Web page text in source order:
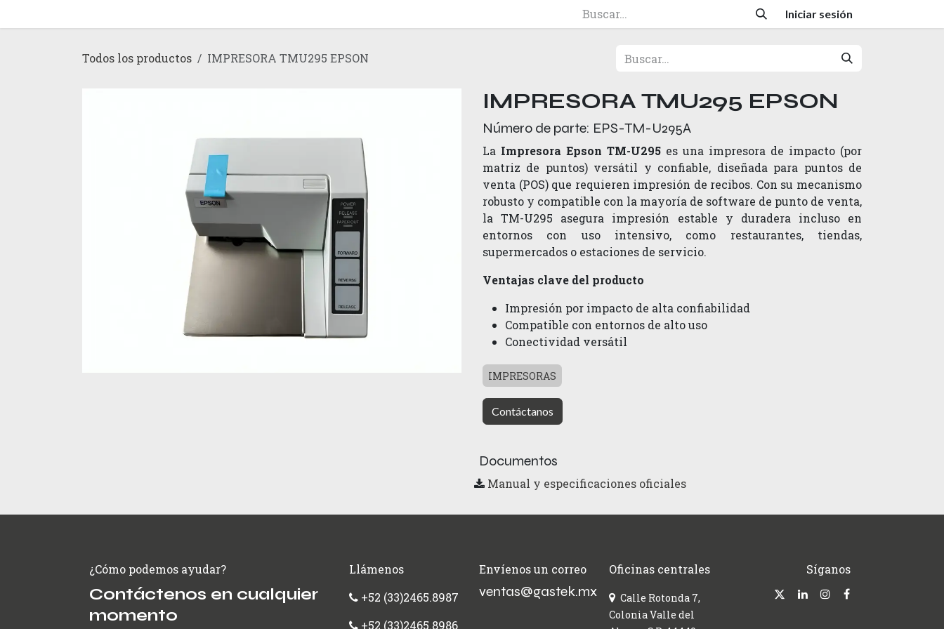
Iniciar sesión
Todos los productos IMPRESORA TMU295 EPSON
IMPRESORA TMU295 EPSON
Número de parte: EPS-TM-U295A
La Impresora Epson TM-U295 es una impresora de impacto (por
matriz de puntos) versátil y confiable, diseñada para puntos de
venta (POS) que requieren impresión de recibos. Con su mecanismo
robusto y compatible con la mayoría de software de punto de venta,
la TM-U295 asegura impresión estable y duradera incluso en
entornos con uso intensivo, como restaurantes, tiendas,
supermercados o estaciones de servicio.
Ventajas clave del producto
Impresión por impacto de alta confiabilidad
Compatible con entornos de alto uso
Conectividad versátil
IMPRESORAS
Contáctanos
Documentos
Manual y especificaciones oficiales
Síganos
¿Cómo podemos ayudar?
Contáctenos en cualquier
momento
Oficinas centrales
Calle Rotonda 7,
Colonia Valle del
Envíenos un correo
ventas@gastek.mx
Llámenos
+52 (33)2465.8987
+52 (33)2465.8986